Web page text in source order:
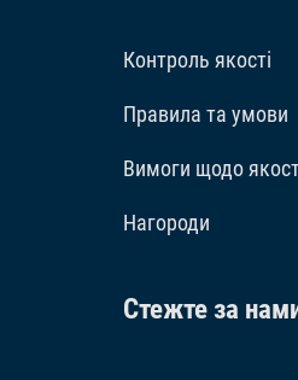
Контроль якості
Правила та умови
Вимоги щодо
Hагороди
Стежте за